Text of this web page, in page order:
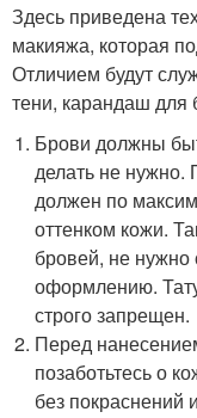
Здесь приведена
макияжа, которая
Отличием будут
тени, карандаш для
Брови должны
делать не нужно.
должен по
оттенком кожи.
бровей, не нужно
оформлению.
строго запрещен.
Перед
позаботьтесь о
без покраснений